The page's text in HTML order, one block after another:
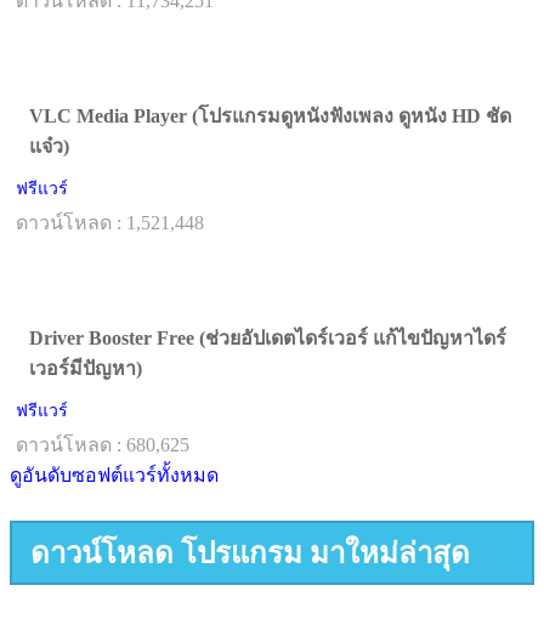
VLC Media Player (โปรแกรมดูหนังฟังเพลง ดูหนัง HD ชัด
แจ๋ว)
ฟรีแวร์
ดาวน์โหลด : 1,521,448
Driver Booster Free (ช่วยอัปเดตไดร์เวอร์ แก้ไขปัญหาไดร์
เวอร์มีปัญหา)
ฟรีแวร์
ดาวน์โหลด : 680,625
ดูอันดับซอฟต์แวร์ทั้งหมด
ดาวน์โหลด โปรแกรม มาใหม่ล่าสุด